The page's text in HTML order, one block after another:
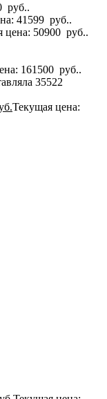
руб..
41599 руб..
цена: 50900 руб..
161500 руб..
35522
Текущая цена: